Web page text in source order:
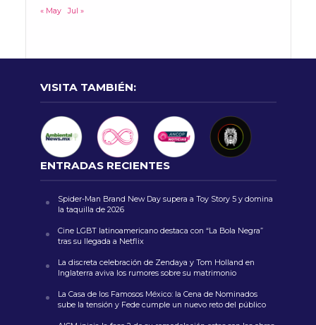
« May Jul »
VISITA TAMBIÉN:
ENTRADAS RECIENTES
Spider-Man Brand New Day supera a Toy Story 5 y domina
la taquilla de 2026
Cine LGBT latinoamericano destaca con “La Bola Negra”
tras su llegada a Netflix
La discreta celebración de Zendaya y Tom Holland en
Inglaterra aviva los rumores sobre su matrimonio
La Casa de los Famosos México: la Cena de Nominados
sube la tensión y Fede cumple un nuevo reto del público